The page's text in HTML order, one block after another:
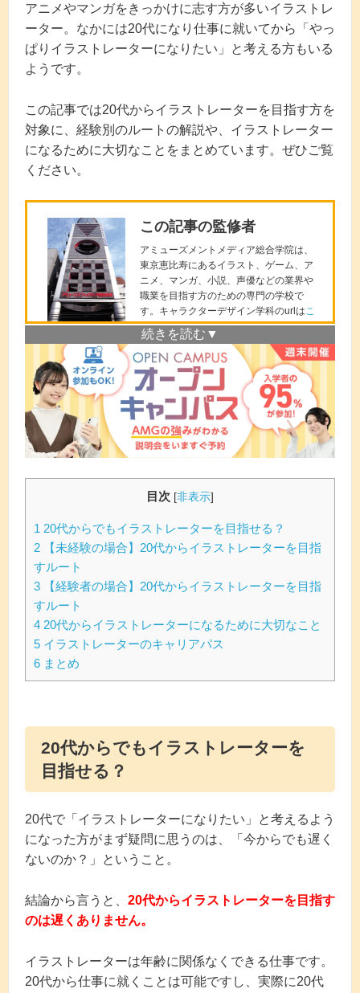
アニメやマンガをきっかけに志す方が多いイラストレ
ーター。なかには20代になり仕事に就いてから「やっ
ぱりイラストレーターになりたい」と考える方もいる
ようです。
この記事では20代からイラストレーターを目指す方を
対象に、経験別のルートの解説や、イラストレーター
になるために大切なことをまとめています。ぜひご覧
ください。
この記事の監修者
アミューズメントメディア総合学院は、
東京恵比寿にあるイラスト、ゲーム、ア
ニメ、マンガ、小説、声優などの業界や
職業を目指す方のための専門の学校で
す。キャラクターデザイン学科のurlは こ
ちら。
１年次は基礎画力の徹底と、応用した表
現力を向上し、２年次で就職・デビュー
を意識したエンターテイメント性を高め
るカリキュラムで、２年で未経験者をプ
ロとして育成していきます。
体験説明会では、キャラクターデザイン
のプロからイラストの書き方など学べま
すので、ご興味がある方は、是非一度参
。
目次 [非表示]
1 20代からでもイラストレーターを目指せる？
2 【未経験の場合】20代からイラストレーターを目指
すルート
3 【経験者の場合】20代からイラストレーターを目指
すルート
4 20代からイラストレーターになるために大切なこと
5 イラストレーターのキャリアパス
6 まとめ
20代からでもイラストレーターを
目指せる？
20代で「イラストレーターになりたい」と考えるよう
になった方がまず疑問に思うのは、「今からでも遅く
ないのか？」ということ。
結論から言うと、 20代からイラストレーターを目指す
のは遅くありません。
イラストレーターは年齢に関係なくできる仕事です。
20代から仕事に就くことは可能ですし、実際に20代